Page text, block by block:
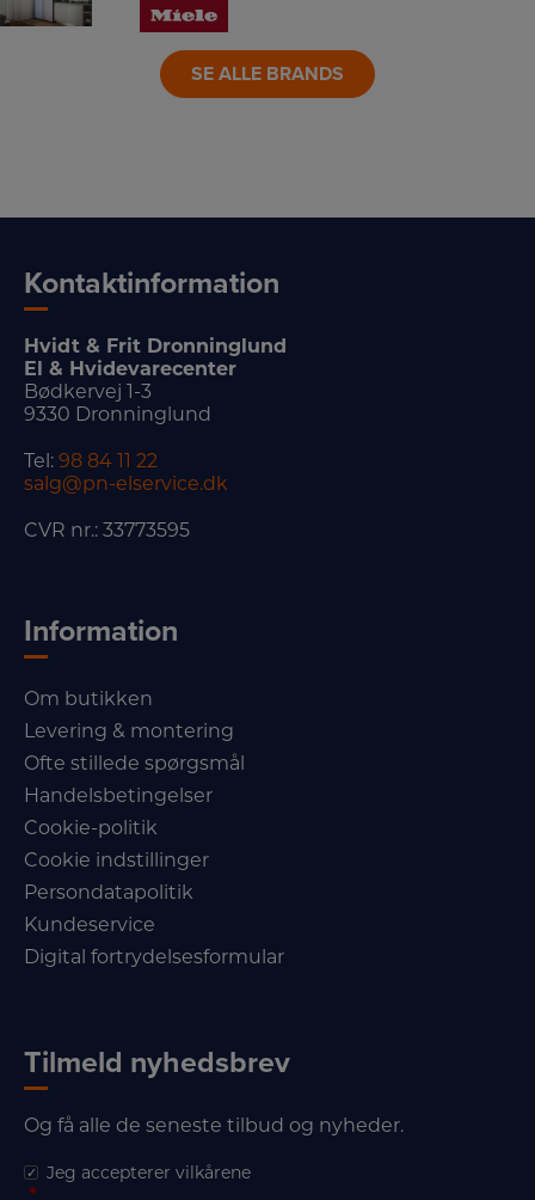
SE ALLE BRANDS
Kontaktinformation
Hvidt & Frit Dronninglund
El & Hvidevarecenter
Bødkervej 1-3
9330 Dronninglund
Tel: 98 84 11 22
salg@pn-elservice.dk
CVR nr.: 33773595
Information
Om butikken
Levering & montering
Ofte stillede spørgsmål
Handelsbetingelser
Cookie-politik
Cookie indstillinger
Persondatapolitik
Kundeservice
Digital fortrydelsesformular
Tilmeld nyhedsbrev
Og få alle de seneste tilbud og nyheder.
Jeg accepterer vilkårene
*